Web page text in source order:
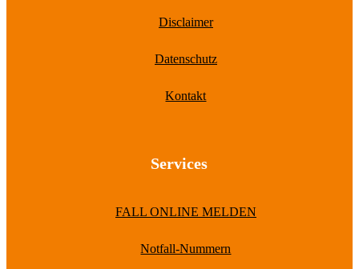
Disclaimer
Datenschutz
Kontakt
Services
FALL ONLINE MELDEN
Notfall-Nummern